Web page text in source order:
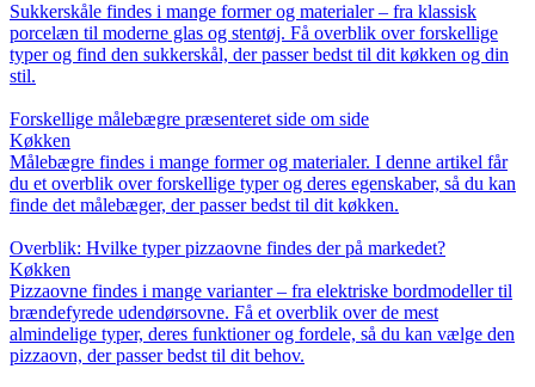
Sukkerskåle findes i mange former og materialer – fra klassisk
porcelæn til moderne glas og stentøj. Få overblik over forskellige
typer og find den sukkerskål, der passer bedst til dit køkken og din
stil.
Forskellige målebægre præsenteret side om side
Køkken
Målebægre findes i mange former og materialer. I denne artikel får
du et overblik over forskellige typer og deres egenskaber, så du kan
finde det målebæger, der passer bedst til dit køkken.
Overblik: Hvilke typer pizzaovne findes der på markedet?
Køkken
Pizzaovne findes i mange varianter – fra elektriske bordmodeller til
brændefyrede udendørsovne. Få et overblik over de mest
almindelige typer, deres funktioner og fordele, så du kan vælge den
pizzaovn, der passer bedst til dit behov.